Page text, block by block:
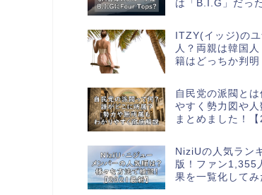
は「B.I.G」だった
ITZY(イッジ)の
人？両親は韓国人
籍はどっちか判明
自民党の派閥とは
やすく勢力図や人
まとめました！【
NiziUの人気ラン
版！ファン1,355
果を一覧化してみ